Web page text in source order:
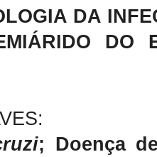
DA
DO
; Doença